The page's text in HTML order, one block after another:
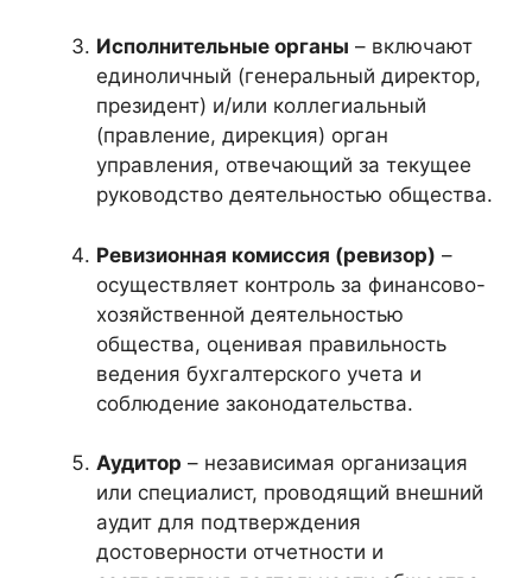
Исполнительные органы – включают
единоличный (генеральный директор,
президент) и/или коллегиальный
(правление, дирекция) орган
управления, отвечающий за текущее
руководство деятельностью общества.
Ревизионная комиссия (ревизор) –
осуществляет контроль за финансово-
хозяйственной деятельностью
общества, оценивая правильность
ведения бухгалтерского учета и
соблюдение законодательства.
Аудитор – независимая организация
или специалист, проводящий внешний
аудит для подтверждения
достоверности отчетности и